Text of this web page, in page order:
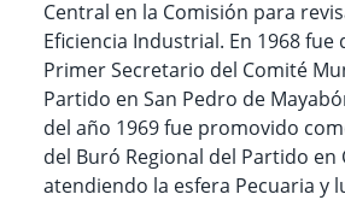
Central en la Comisión para
Eficiencia Industrial. En 1968 fue
Primer Secretario del Comité
Partido en San Pedro de
del año 1969 fue promovido
del Buró Regional del Partido en
atendiendo la esfera Pecuaria y